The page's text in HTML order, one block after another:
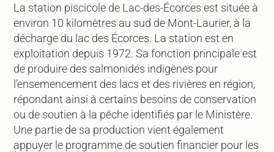
La station piscicole de Lac-des-Écorces est située à
environ 10 kilomètres au sud de Mont-Laurier, à la
décharge du lac des Écorces. La station est en
exploitation depuis 1972. Sa fonction principale est
de produire des salmonidés indigènes pour
l’ensemencement des lacs et des rivières en région,
répondant ainsi à certains besoins de conservation
ou de soutien à la pêche identifiés par le Ministère.
Une partie de sa production vient également
appuyer le programme de soutien financier pour les